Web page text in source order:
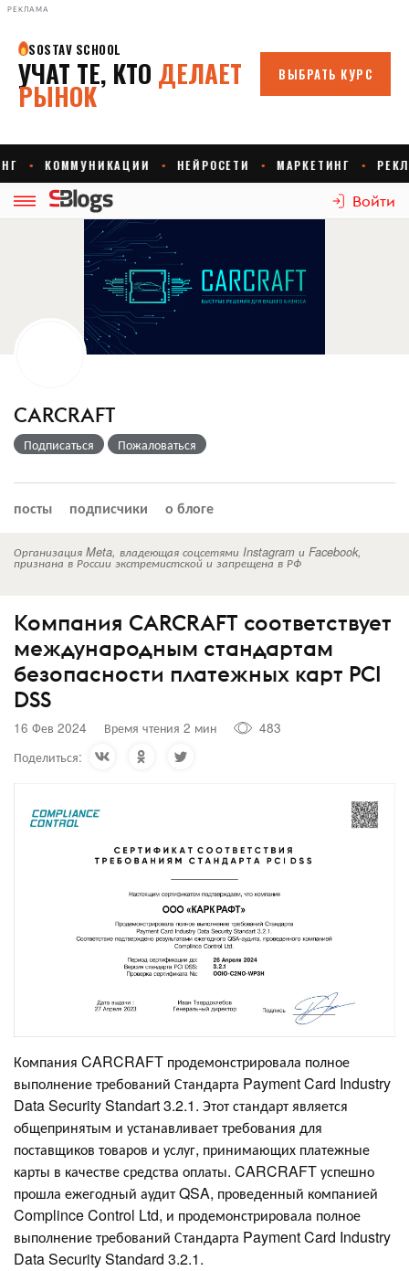
РЕКЛАМА
Войти
CARCRAFT
Подписаться Пожаловаться
посты подписчики о блоге
Организация Meta, владеющая соцсетями Instagram и Facebook,
признана в России экстремистской и запрещена в РФ
Компания CARCRAFT соответствует
международным стандартам
безопасности платежных карт PCI
DSS
16 Фев 2024 Время чтения 2 мин
483
Поделиться:
Компания CARCRAFT продемонстрировала полное
выполнение требований Стандарта Payment Card Industry
Data Security Standart 3.2.1. Этот стандарт является
общепринятым и устанавливает требования для
поставщиков товаров и услуг, принимающих платежные
карты в качестве средства оплаты. CARCRAFT успешно
прошла ежегодный аудит QSA, проведенный компанией
Complince Control Ltd, и продемонстрировала полное
выполнение требований Стандарта Payment Card Industry
Data Security Standard 3.2.1.